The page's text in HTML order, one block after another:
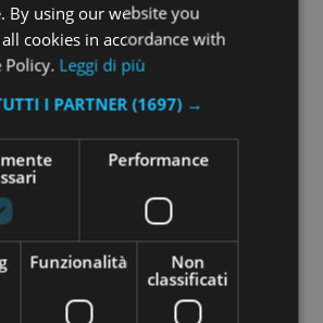
By using our website you
cookies in accordance with
Policy. Leggi di più
I PARTNER (1697) →
Performance
Funzionalità
Non
classificati